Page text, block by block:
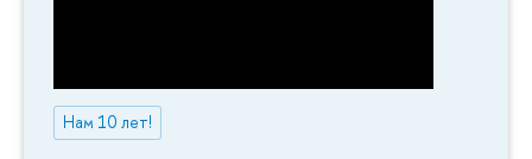
Нам 10 лет!